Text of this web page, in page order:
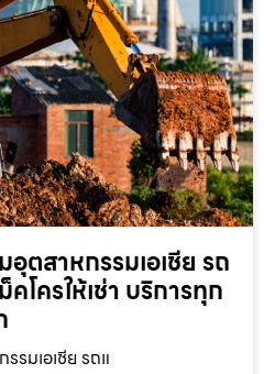
อุตสาหกรรมเอเชีย รถ
โครให้เช่า บริการทุก
รมเอเชีย รถแ